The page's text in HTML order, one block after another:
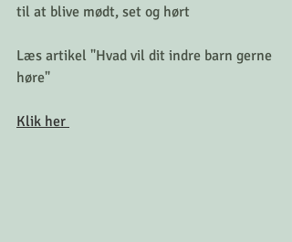
til at blive mødt, set og hørt
Læs artikel "Hvad vil dit indre barn gerne
høre"
Klik her